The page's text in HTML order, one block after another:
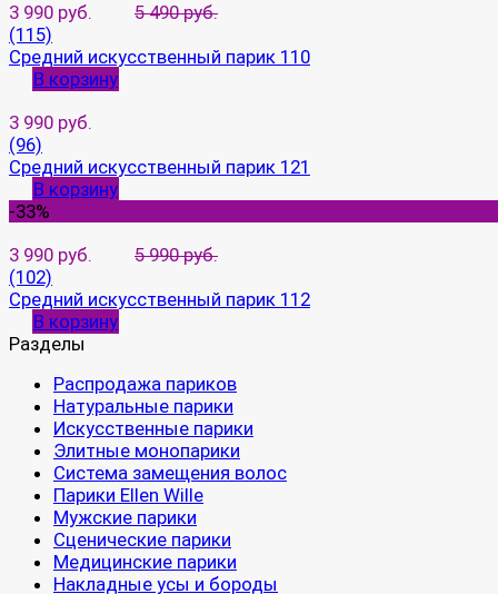
3 990 руб.
5 490 руб.
(115)
Средний искусственный парик 110
В корзину
3 990 руб.
(96)
Средний искусственный парик 121
В корзину
-33%
3 990 руб.
5 990 руб.
(102)
Средний искусственный парик 112
В корзину
Разделы
Распродажа париков
Натуральные парики
Искусственные парики
Элитные монопарики
Система замещения волос
Парики Ellen Wille
Мужские парики
Сценические парики
Медицинские парики
Накладные усы и бороды